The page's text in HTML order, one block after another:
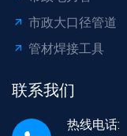
市政大口径管道
管材焊接工具
联系我们
热线电话: